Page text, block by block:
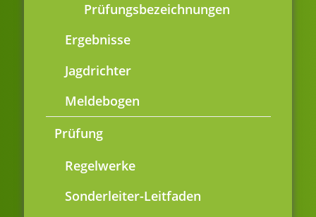
Prüfungsbezeichnungen
Ergebnisse
Jagdrichter
Meldebogen
Prüfung
Regelwerke
Sonderleiter-Leitfaden